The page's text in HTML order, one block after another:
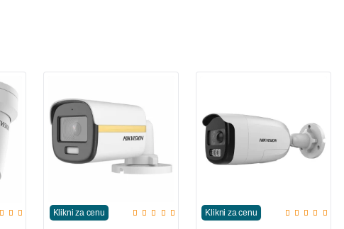
Klikni za cenu Klikni za cenu